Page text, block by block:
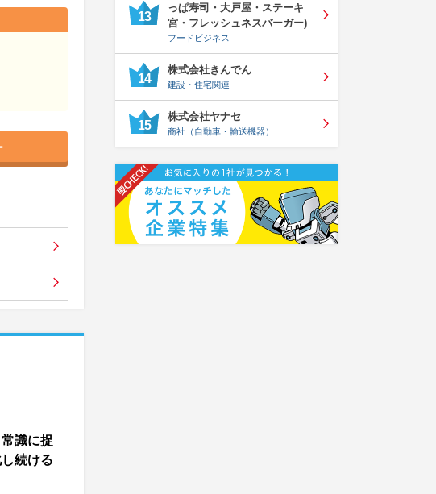
識に捉
続ける
13
っぱ寿司・大戸屋・ステーキ
宮・フレッシュネスバーガー)
フードビジネス
14
株式会社きんでん
建設・住宅関連
15
株式会社ヤナセ
商社（自動車・輸送機器）